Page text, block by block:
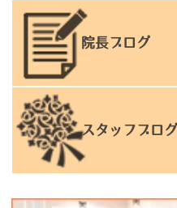
院長ブログ
スタッフブログ